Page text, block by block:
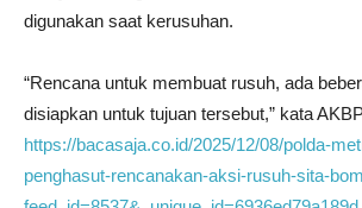
digunakan saat kerusuhan.
“Rencana untuk membuat rusuh, ada
disiapkan untuk tujuan tersebut,” kata
https://bacasaja.co.id/2025/12/08/polda-
penghasut-rencanakan-aksi-rusuh-sita-